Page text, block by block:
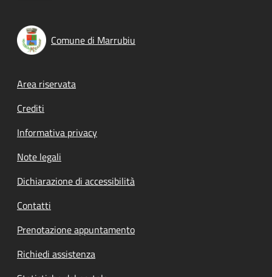
Comune di Marrubiu
Footer menu
Area riservata
Crediti
Informativa privacy
Note legali
Dichiarazione di accessibilità
Contatti
Prenotazione appuntamento
Richiedi assistenza